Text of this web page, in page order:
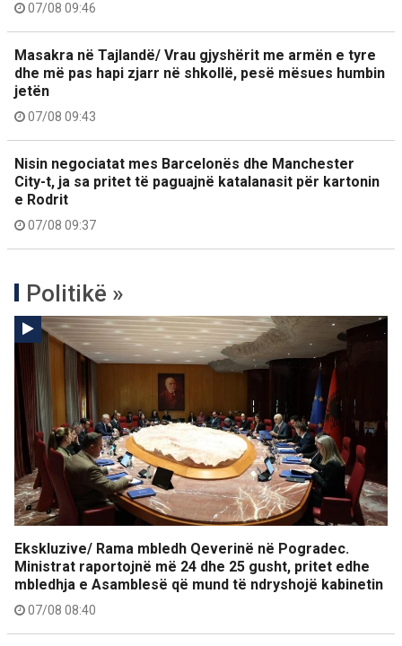
07/08 09:46
Masakra në Tajlandë/ Vrau gjyshërit me armën e tyre
dhe më pas hapi zjarr në shkollë, pesë mësues humbin
jetën
07/08 09:43
Nisin negociatat mes Barcelonës dhe Manchester
City-t, ja sa pritet të paguajnë katalanasit për kartonin
e Rodrit
07/08 09:37
Politikë »
Ekskluzive/ Rama mbledh Qeverinë në Pogradec.
Ministrat raportojnë më 24 dhe 25 gusht, pritet edhe
mbledhja e Asamblesë që mund të ndryshojë kabinetin
07/08 08:40